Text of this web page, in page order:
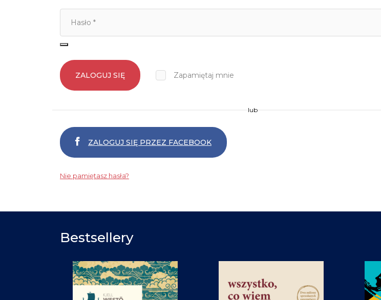
ZALOGUJ SIĘ Zapamiętaj mnie
lub
ZALOGUJ SIĘ PRZEZ FACEBOOK
Nie pamiętasz hasła?
Bestsellery